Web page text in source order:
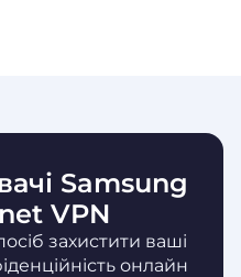
Samsung
VPN
захистити ваші
онлайн